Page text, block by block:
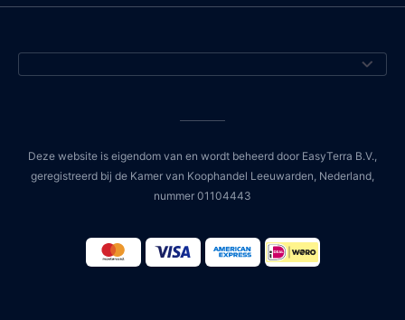
Deze website is eigendom van en wordt beheerd door EasyTerra B.V.,
geregistreerd bij de Kamer van Koophandel Leeuwarden, Nederland,
nummer 01104443